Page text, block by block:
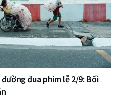
đua phim lễ 2/9: Bối